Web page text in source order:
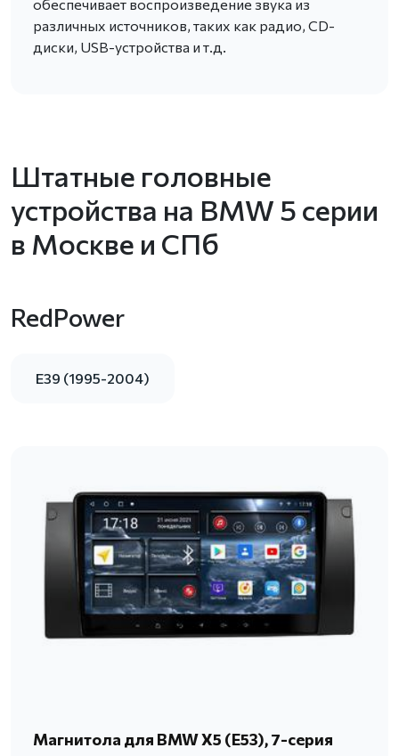
обеспечивает воспроизведение звука из
различных источников, таких как радио, CD-
диски, USB-устройства и т.д.
Штатные головные
устройства на BMW 5 серии
в Москве и СПб
RedPower
E39 (1995-2004)
Магнитола для BMW X5 (E53), 7-серия